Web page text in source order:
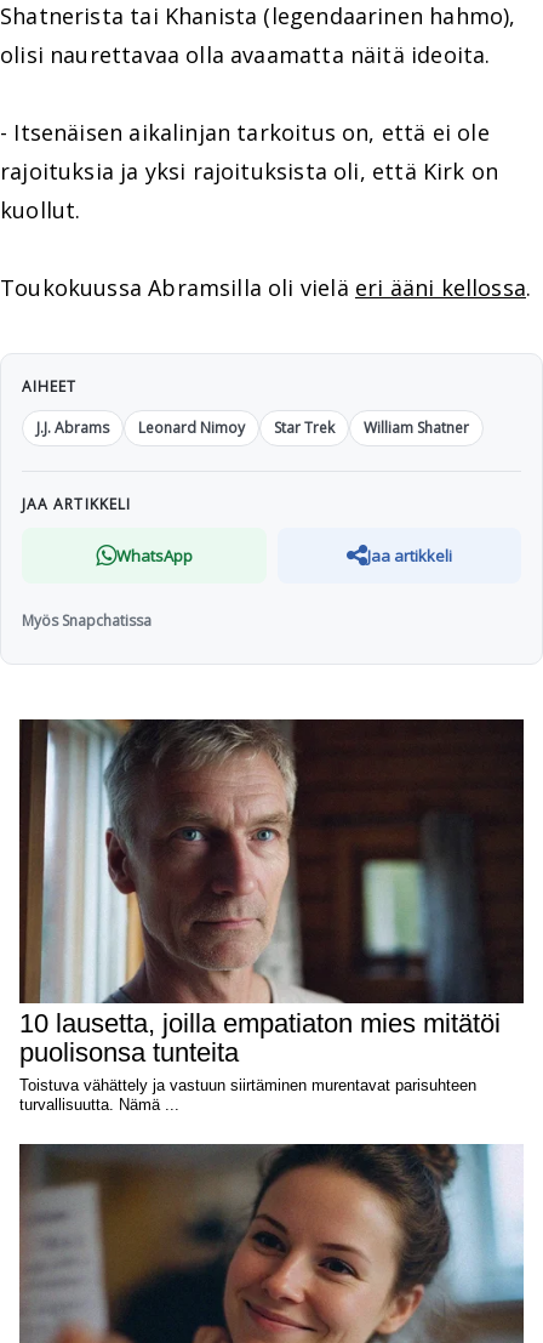
Shatnerista tai Khanista (legendaarinen hahmo),
olisi naurettavaa olla avaamatta näitä ideoita.
- Itsenäisen aikalinjan tarkoitus on, että ei ole
rajoituksia ja yksi rajoituksista oli, että Kirk on
kuollut.
Toukokuussa Abramsilla oli vielä eri ääni kellossa.
AIHEET
J.J. Abrams
Leonard Nimoy Star Trek William Shatner
JAA ARTIKKELI
WhatsApp Jaa artikkeli
Myös Snapchatissa